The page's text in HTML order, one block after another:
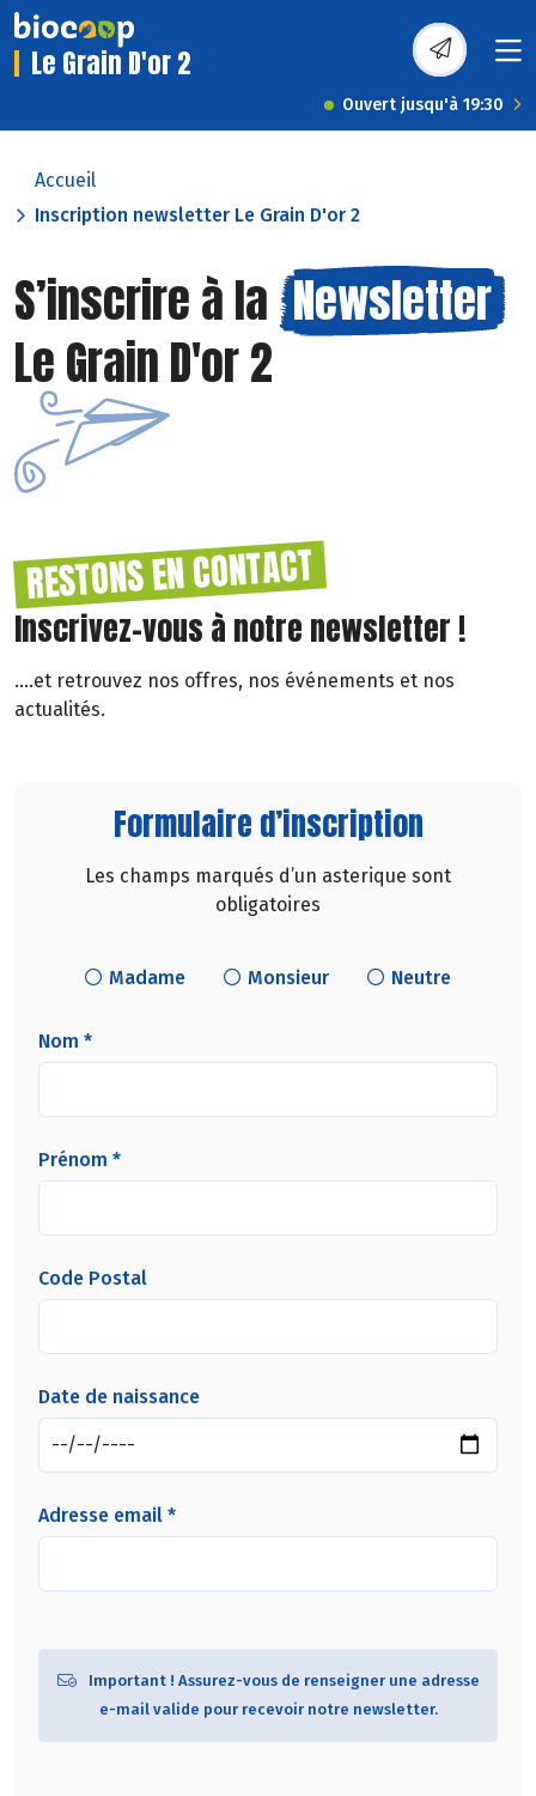
Le Grain D'or 2
Ouvert jusqu'à 19:30
Accueil
Inscription newsletter Le Grain D'or 2
S’inscrire à la Newsletter
Le Grain D'or 2
RESTONS EN CONTACT
Inscrivez-vous à notre newsletter !
....et retrouvez nos offres, nos événements et nos
actualités.
Formulaire d’inscription
Les champs marqués d’un asterique sont
obligatoires
Madame Monsieur Neutre
Nom *
Prénom *
Code Postal
Date de naissance
Adresse email *
Important ! Assurez-vous de renseigner une adresse
e-mail valide pour recevoir notre newsletter.